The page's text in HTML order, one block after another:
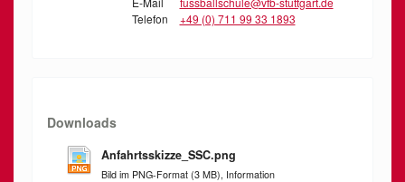
Telefon
+49 (0) 711 99 33 1893
Downloads
Anfahrtsskizze_SSC.png
Bild im PNG-Format (3 MB), Information